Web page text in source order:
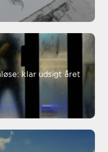
klar udsigt året